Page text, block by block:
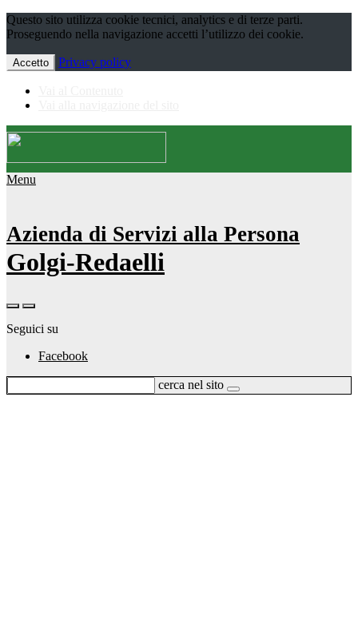
Questo sito utilizza cookie tecnici, analytics e di terze parti.
Proseguendo nella navigazione accetti l’utilizzo dei cookie.
Accetto Privacy policy
Menu
Azienda di Servizi alla Persona
Golgi-Redaelli
Seguici su
Facebook
cerca nel sito